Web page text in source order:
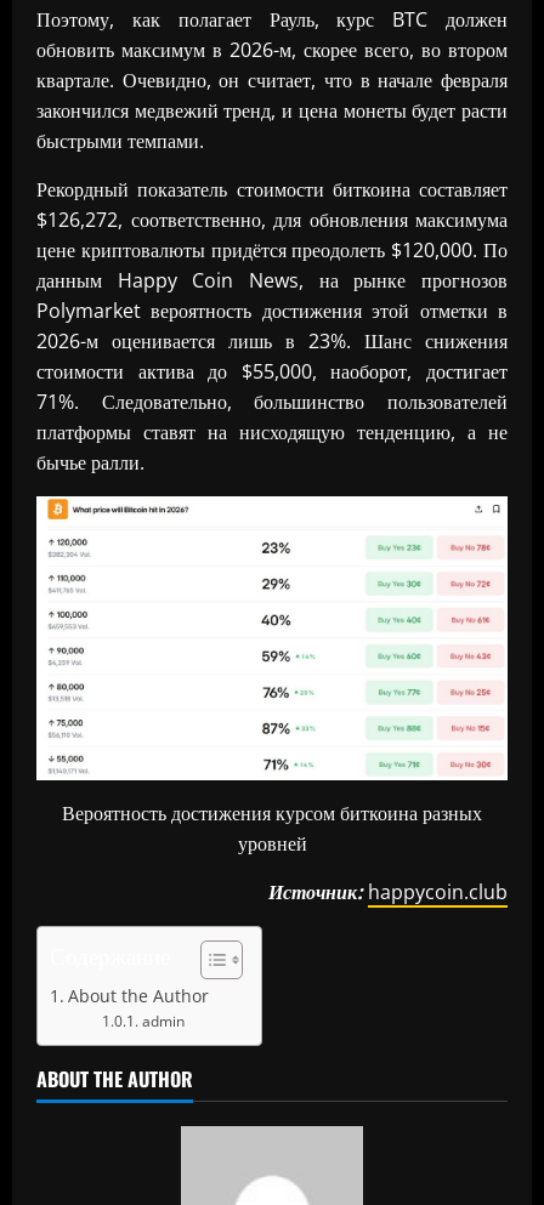
Поэтому, как полагает Рауль, курс BTC должен
обновить максимум в 2026-м, скорее всего, во втором
квартале. Очевидно, он считает, что в начале февраля
закончился медвежий тренд, и цена монеты будет расти
быстрыми темпами.
Рекордный показатель стоимости биткоина составляет
$126,272, соответственно, для обновления максимума
цене криптовалюты придётся преодолеть $120,000. По
данным Happy Coin News, на рынке прогнозов
Polymarket вероятность достижения этой отметки в
2026-м оценивается лишь в 23%. Шанс снижения
стоимости актива до $55,000, наоборот, достигает
71%. Следовательно, большинство пользователей
платформы ставят на нисходящую тенденцию, а не
бычье ралли.
Вероятность достижения курсом биткоина разных
уровней
Источник: happycoin.club
About the Author
admin
ABOUT THE AUTHOR